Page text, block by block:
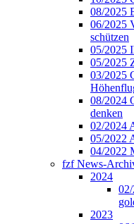
08/2025
06/2025
schützen
05/2025
05/2025
03/2025
08/2024
denken
02/2024
05/2022
04/2022
fzf News-
2024
2023